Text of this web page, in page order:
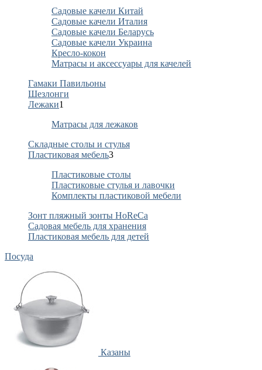
Садовые качели Китай
Садовые качели Италия
Садовые качели Беларусь
Садовые качели Украина
Кресло-кокон
Матрасы и аксессуары для качелей
Гамаки Павильоны
Шезлонги
Лежаки1
Матрасы для лежаков
Складные столы и стулья
Пластиковая мебель3
Пластиковые столы
Пластиковые стулья и лавочки
Комплекты пластиковой мебели
Зонт пляжный зонты HoReCa
Садовая мебель для хранения
Пластиковая мебель для детей
Посуда
Казаны